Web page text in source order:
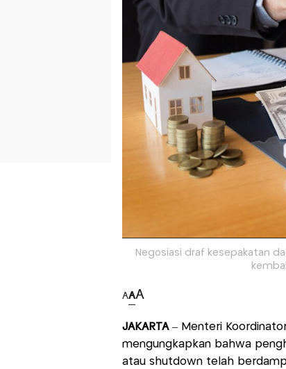
Negosiasi draf kesepakatan
AAA
JAKARTA – Menteri
mengungkapkan bahwa
atau shutdown telah